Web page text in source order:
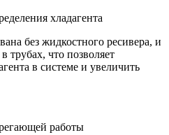
хладагента
без жидкостного ресивера, и
трубах, что позволяет
в системе и увеличить
работы